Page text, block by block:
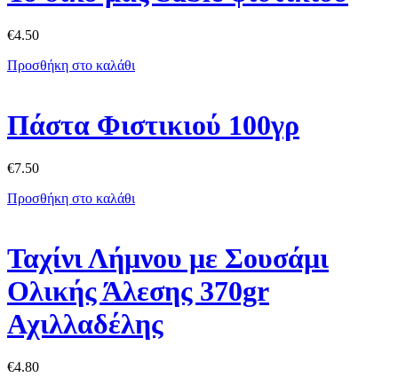
€4.50
Προσθήκη στο καλάθι
Πάστα Φιστικιού 100γρ
€7.50
Προσθήκη στο καλάθι
Ταχίνι Λήμνου με Σουσάμι
Ολικής Άλεσης 370gr
Αχιλλαδέλης
€4.80